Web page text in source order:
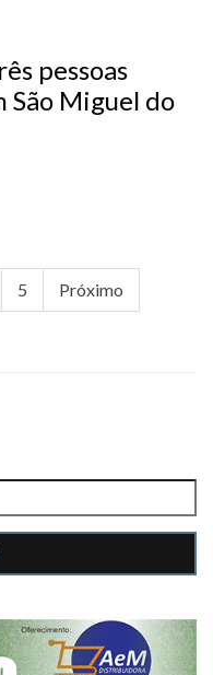
pessoas
São Miguel do
5 Próximo